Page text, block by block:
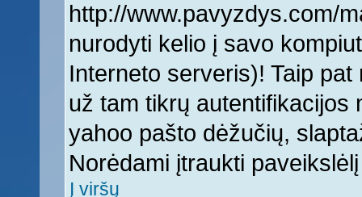
http://www.pavyzdys.com/
nurodyti kelio į savo
Interneto serveris)! Taip
už tam tikrų autentifikacijos
yahoo pašto dėžučių,
Norėdami įtraukti
Į viršų